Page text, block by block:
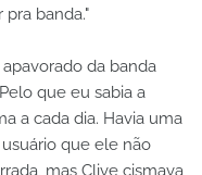
banda."
da banda
que eu sabia a
a cada dia. Havia uma
que ele não
mas Clive cismava